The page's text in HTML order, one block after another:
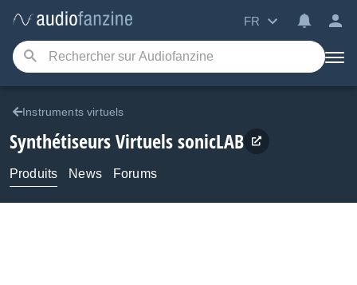
FR
Instruments virtuels
Synthétiseurs VirtuelssonicLAB
Produits News Forums